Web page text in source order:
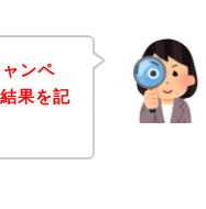
ンペ
果を記